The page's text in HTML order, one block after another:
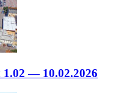
— 10.02.2026